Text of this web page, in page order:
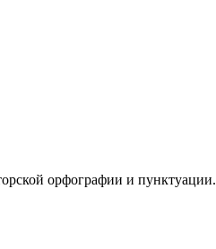
орфографии и пунктуации.